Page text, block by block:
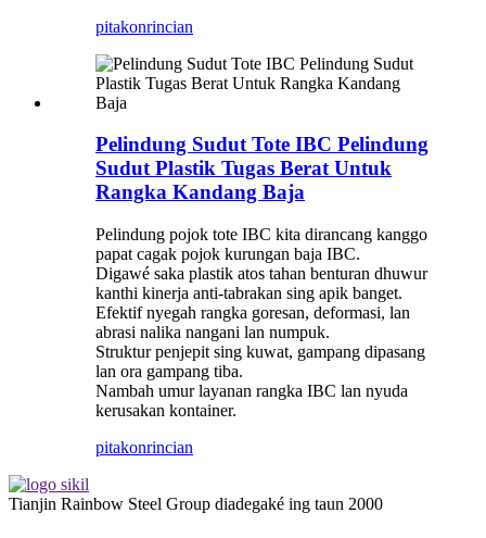
pitakonrincian
Pelindung Sudut Tote IBC Pelindung
Sudut Plastik Tugas Berat Untuk
Rangka Kandang Baja
Pelindung pojok tote IBC kita dirancang kanggo
papat cagak pojok kurungan baja IBC.
Digawé saka plastik atos tahan benturan dhuwur
kanthi kinerja anti-tabrakan sing apik banget.
Efektif nyegah rangka goresan, deformasi, lan
abrasi nalika nangani lan numpuk.
Struktur penjepit sing kuwat, gampang dipasang
lan ora gampang tiba.
Nambah umur layanan rangka IBC lan nyuda
kerusakan kontainer.
pitakonrincian
Tianjin Rainbow Steel Group diadegaké ing taun 2000